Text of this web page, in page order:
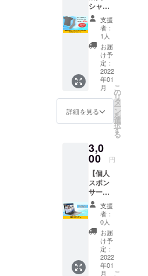
臭靴下
PRONI
CAのサ
イズは
24cmか
ら27cm
です。
※送料込
みのお
値段で
す。
レー）
をセッ
トでお
届けし
ます。
定価定
17,050
円の商
品をク
ラウド
ファン
6,000円
でご案
す。 ※
瞬間消
臭靴下
PRONI
CAのサ
イズは
24cmか
ら27cm
です。
※送料込
みのお
シャツ
（グ
レー）
LLサイ
ズ＆靴
下（グ
レー）
セッ
ト】 瞬
間消臭
シャツ
PRONI
CA（グ
ズと瞬
間消臭
靴下
PRONI
CA（グ
レー）
をセッ
トでお
届けし
ます。
定価定
17,050
円の商
支援
者：
1人
お届
け予
定：
2022
年01
月
詳細を見る
こ
の
リ
タ
ー
ン
を
選
択
す
る
3,0
00 円
【個人
スポン
サー】
株式会
社ス
テー
ション
ブレー
クの個
人スポ
ンサー
支援
者：
0人
お届
け予
定：
2022
年01
月
こ